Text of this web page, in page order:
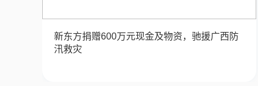
新东方捐赠600万元现金及物资，驰援广西防
汛救灾